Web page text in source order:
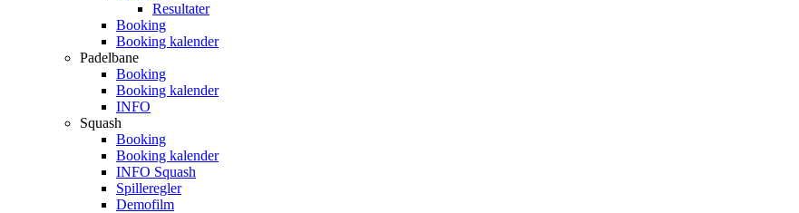
Resultater
Booking
Booking kalender
Padelbane
Booking
Booking kalender
INFO
Squash
Booking
Booking kalender
INFO Squash
Spilleregler
Demofilm